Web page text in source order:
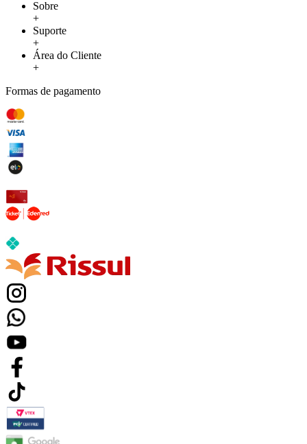
Sobre
+
Suporte
+
Área do Cliente
+
Formas de pagamento